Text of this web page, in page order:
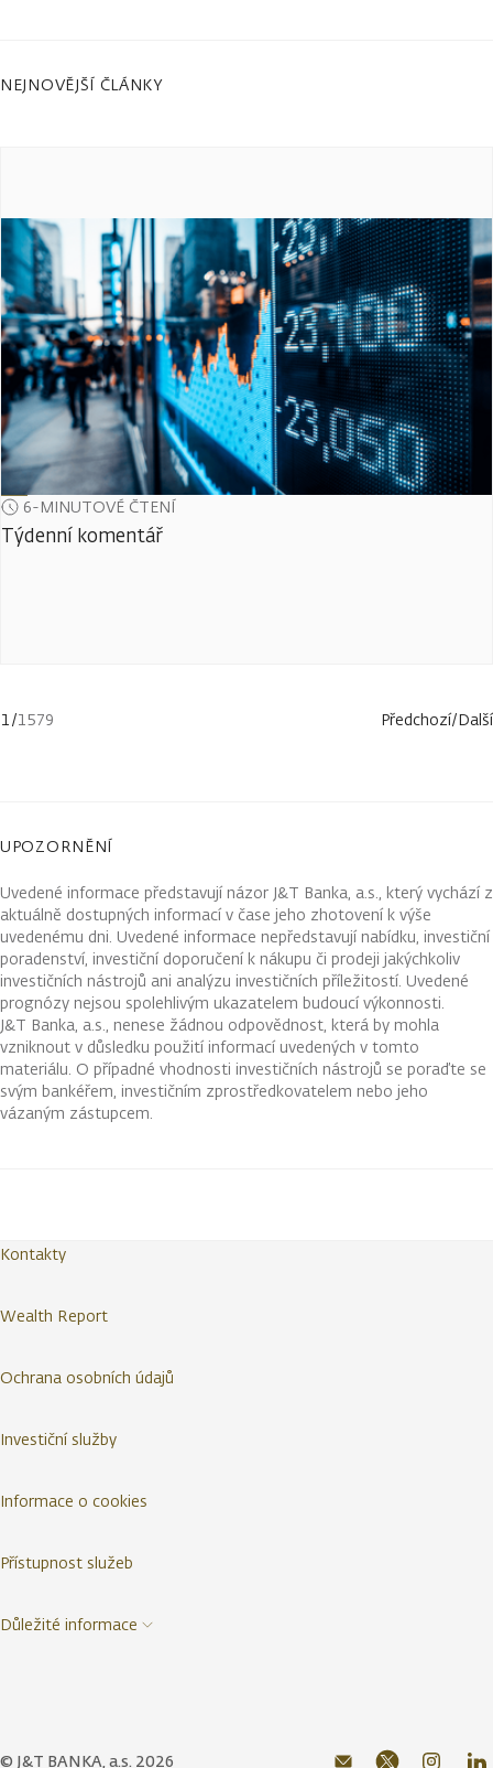
NEJNOVĚJŠÍ ČLÁNKY
6-MINUTOVÉ ČTENÍ
Týdenní komentář
1/1579 Předchozí/Další
UPOZORNĚNÍ
Uvedené informace představují názor J&T Banka, a.s., který vychází z
aktuálně dostupných informací v čase jeho zhotovení k výše
uvedenému dni. Uvedené informace nepředstavují nabídku, investiční
poradenství, investiční doporučení k nákupu či prodeji jakýchkoliv
investičních nástrojů ani analýzu investičních příležitostí. Uvedené
prognózy nejsou spolehlivým ukazatelem budoucí výkonnosti.
J&T Banka, a.s., nenese žádnou odpovědnost, která by mohla
vzniknout v důsledku použití informací uvedených v tomto
materiálu. O případné vhodnosti investičních nástrojů se poraďte se
svým bankéřem, investičním zprostředkovatelem nebo jeho
vázaným zástupcem.
© J&T BANKA, a.s. 2026
Kontakty
Wealth Report
Ochrana osobních údajů
Investiční služby
Informace o cookies
Přístupnost služeb
Důležité informace